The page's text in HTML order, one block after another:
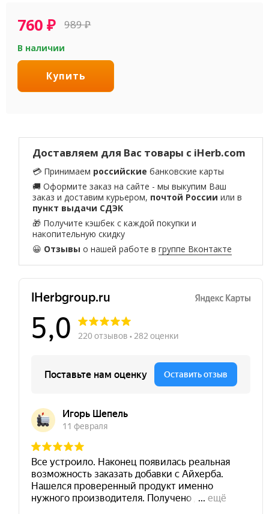
760₽ 989₽
В наличии
Купить
Доставляем для Вас товары с iHerb.com
💳 Принимаем российские банковские карты
🚚 Оформите заказ на сайте - мы выкупим Ваш
заказ и доставим курьером, почтой России или в
пункт выдачи СДЭК
🎁 Получите кэшбек с каждой покупки и
накопительную скидку
😀 Отзывы о нашей работе вгруппе Вконтакте